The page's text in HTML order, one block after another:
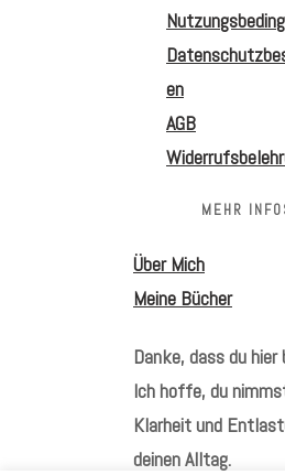
en
AGB
MEHR
Über Mich
Meine Bücher
Danke, dass du hier
Ich hoffe, du
Klarheit und
deinen Alltag.